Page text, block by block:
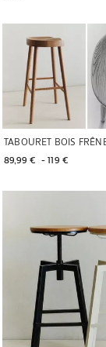
TABOURET BOIS
89,99 € - 119 €
Image changée en 1